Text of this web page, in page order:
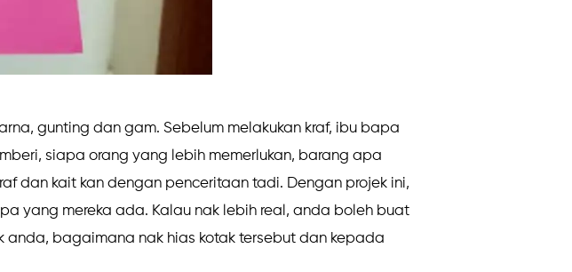
gunting dan gam. Sebelum melakukan kraf, ibu bapa
siapa orang yang lebih memerlukan, barang apa
dan kait kan dengan penceritaan tadi. Dengan projek ini,
yang mereka ada. Kalau nak lebih real, anda boleh buat
bagaimana nak hias kotak tersebut dan kepada